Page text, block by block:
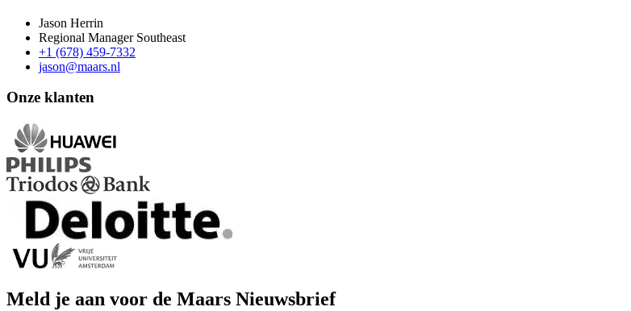
Jason Herrin
Regional Manager Southeast
+1 (678) 459-7332
jason@maars.nl
Onze klanten
Meld je aan voor de Maars Nieuwsbrief